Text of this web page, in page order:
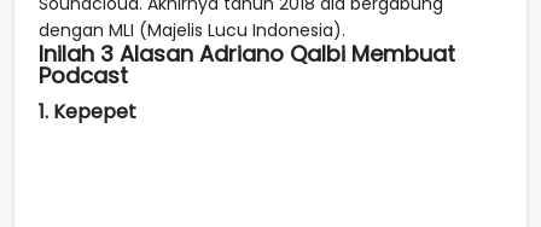
dengan MLI (Majelis Lucu Indonesia).
Inilah 3 Alasan Adriano Qalbi Membuat
Podcast
1. Kepepet